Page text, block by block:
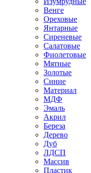
Венге
Ореховые
Янтарные
Сиреневые
Салатовые
Фиолетовые
Мятные
Золотые
Синие
Материал
МДФ
Эмаль
Акрил
Береза
Дерево
Дуб
ЛДСП
Массив
Пластик